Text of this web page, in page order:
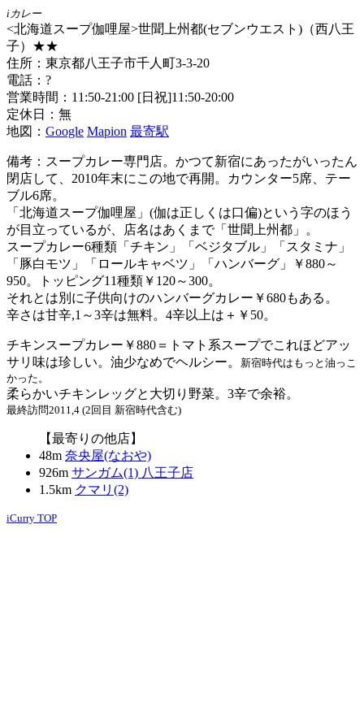
iカレー
<北海道スープ伽哩屋>世聞上州都(セブンウエスト)（西八王
子）★★
住所：東京都八王子市千人町3-3-20
電話：?
営業時間：11:50-21:00 [日祝]11:50-20:00
定休日：無
地図： Google Mapion 最寄駅
備考：スープカレー専門店。かつて新宿にあったがいったん
閉店して、2010年末にこの地で再開。カウンター5席、テー
ブル6席。
「北海道スープ伽哩屋」(伽は正しくは口偏)という字のほう
が目立っているが、店名はあくまで「世聞上州都」。
スープカレー6種類「チキン」「ベジタブル」「スタミナ」
「豚白モツ」「ロールキャベツ」「ハンバーグ」￥880～
950。トッピング11種類￥120～300。
それとは別に子供向けのハンバーグカレー￥680もある。
辛さは甘辛,1～3辛は無料。4辛以上は＋￥50。
チキンスープカレー￥880＝トマト系スープでこれほどアッ
サリ味は珍しい。油少なめでヘルシー。
新宿時代はもっと油っこ
かった。
柔らかいチキンレッグと大切り野菜。3辛で余裕。
最終訪問2011,4 (2回目 新宿時代含む)
【最寄りの他店】
48m 奈央屋(なおや)
926m サンガム(1) 八王子店
1.5km クマリ(2)
iCurry TOP